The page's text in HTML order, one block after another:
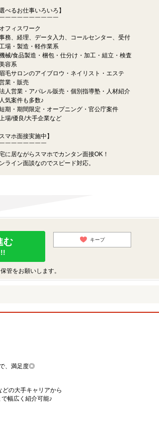
選べるお仕事いろいろ】
￣￣￣￣￣￣￣￣￣
フィスワーク
務、経理、データ入力、コールセンター、受付
場・製造・軽作業系
械/食品製造・梱包・仕分け・加工・組立・検査
容系
毛サロンのアイブロウ・ネイリスト・エステ
業・販売
人営業・アパレル販売・個別指導塾・人材紹介
気案件も多数♪
期・期間限定・オープニング・官公庁案件
場/優良/大手企業など
スマホ面接実施中】
￣￣￣￣￣￣￣
に居ながらスマホでカンタン面接OK！
ライン面談なのでスピード対応。
む キープ
管をお願いします。
、満足度◎
の大手キャリアから
幅広く紹介可能♪